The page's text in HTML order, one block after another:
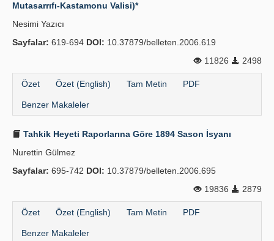
Mutasarrıfı-Kastamonu Valisi)*
Nesimi Yazıcı
Sayfalar: 619-694 DOI: 10.37879/belleten.2006.619
11826
2498
Özet Özet (English) Tam Metin PDF
Benzer Makaleler
Tahkik Heyeti Raporlarına Göre 1894 Sason İsyanı
Nurettin Gülmez
Sayfalar: 695-742 DOI: 10.37879/belleten.2006.695
19836
2879
Özet Özet (English) Tam Metin PDF
Benzer Makaleler